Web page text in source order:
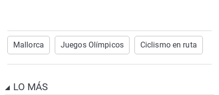
Mallorca Juegos Olímpicos Ciclismo en ruta
LO MÁS